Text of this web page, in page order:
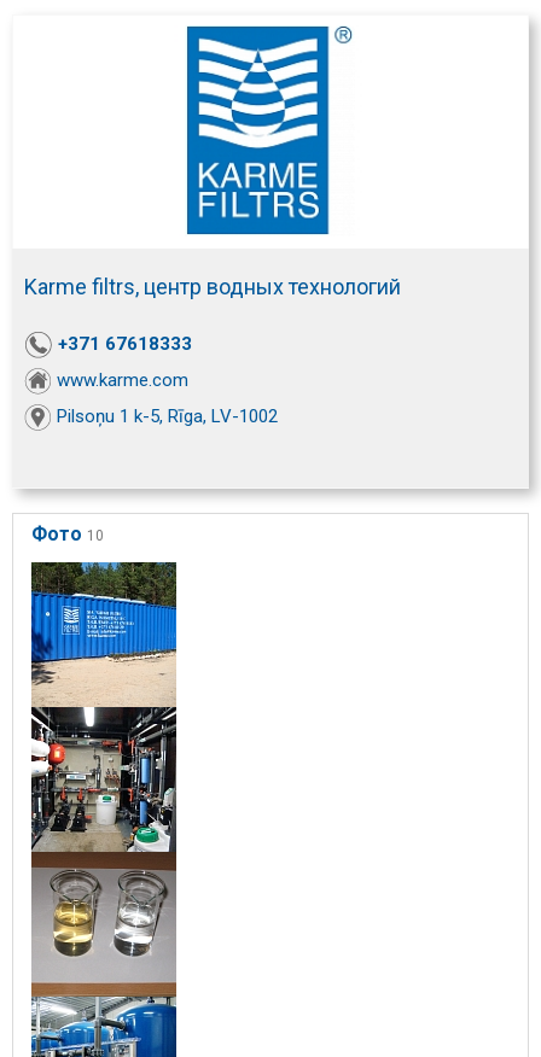
Karme filtrs, центр водных технологий
+371 67618333
www.karme.com
Pilsoņu 1 k-5, Rīga, LV-1002
Фото 10